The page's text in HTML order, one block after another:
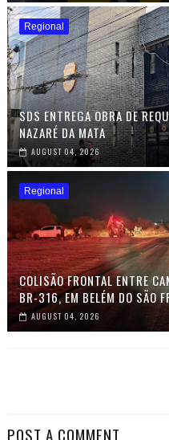
Regional
SDS ENTREGA OBRA DE
NAZARÉ DA MATA
AUGUST 04, 2026
Regional
COLISÃO FRONTAL ENTRE
BR-316, EM BELÉM DO SÃO
AUGUST 04, 2026
POST A COMMENT